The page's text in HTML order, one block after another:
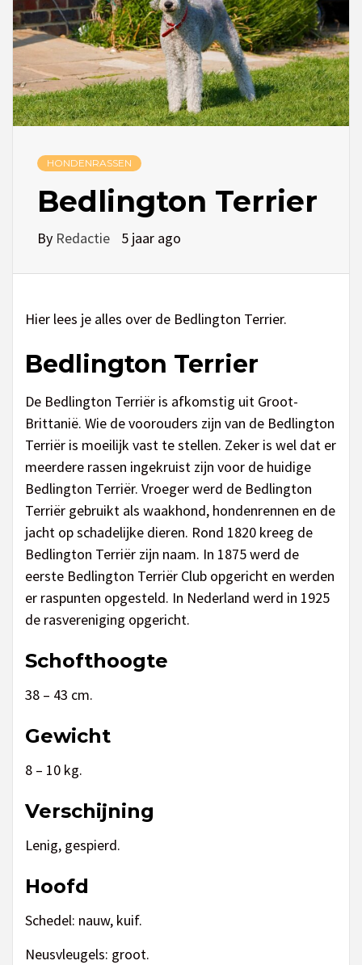
HONDENRASSEN
Bedlington Terrier
By Redactie 5 jaar ago
Hier lees je alles over de Bedlington Terrier.
Bedlington Terrier
De Bedlington Terriër is afkomstig uit Groot-
Brittanië. Wie de voorouders zijn van de Bedlington
Terriër is moeilijk vast te stellen. Zeker is wel dat er
meerdere rassen ingekruist zijn voor de huidige
Bedlington Terriër. Vroeger werd de Bedlington
Terriër gebruikt als waakhond, hondenrennen en de
jacht op schadelijke dieren. Rond 1820 kreeg de
Bedlington Terriër zijn naam. In 1875 werd de
eerste Bedlington Terriër Club opgericht en werden
er raspunten opgesteld. In Nederland werd in 1925
de rasvereniging opgericht.
Schofthoogte
38 – 43 cm.
Gewicht
8 – 10 kg.
Verschijning
Lenig, gespierd.
Hoofd
Schedel: nauw, kuif.
Neusvleugels: groot.